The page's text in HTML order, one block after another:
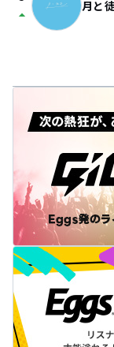
arrow_drop_up 月と